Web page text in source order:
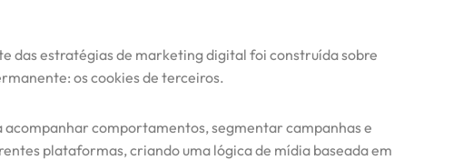
das estratégias de marketing digital foi construída sobre
os cookies de terceiros.
acompanhar comportamentos, segmentar campanhas e
plataformas, criando uma lógica de mídia baseada em